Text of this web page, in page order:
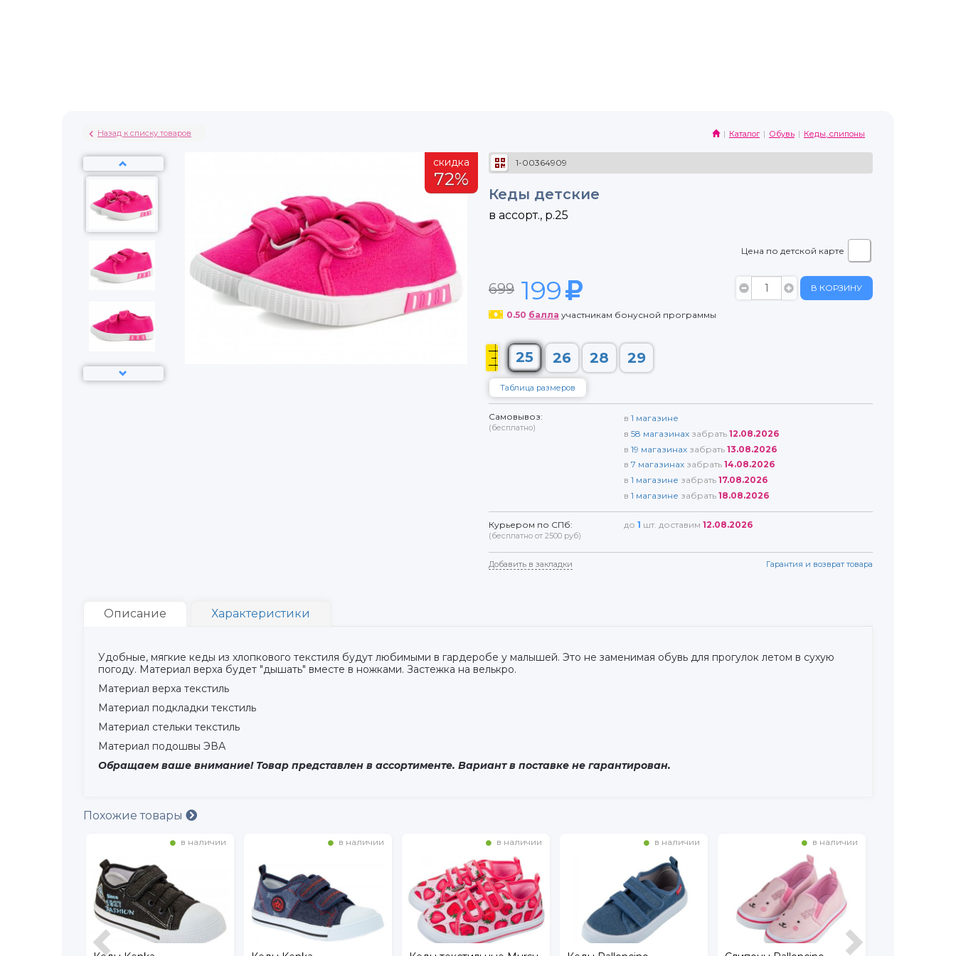
Назад к списку товаров Каталог Обувь Кеды, слипоны
скидка
72%
1-00364909
Кеды детские
в ассорт., р.25
Цена по детской карте
699 199 В КОРЗИНУ
0.50 балла участникам бонусной программы
25 26 28 29
Таблица размеров
Самовывоз:
(бесплатно)
в 1 магазине
в 58 магазинах забрать 12.08.2026
в 19 магазинах забрать 13.08.2026
в 7 магазинах забрать 14.08.2026
в 1 магазине забрать 17.08.2026
в 1 магазине забрать 18.08.2026
Курьером по СПб:
(бесплатно от 2500 руб)
до 1 шт. доставим 12.08.2026
Добавить в закладки Гарантия и возврат товара
Описание Характеристики
Удобные, мягкие кеды из хлопкового текстиля будут любимыми в гардеробе у малышей. Это не заменимая обувь для прогулок летом в сухую
погоду. Материал верха будет "дышать" вместе в ножками. Застежка на велькро.
Материал верха текстиль
Материал подкладки текстиль
Материал стельки текстиль
Материал подошвы ЭВА
Обращаем ваше внимание! Товар представлен в ассортименте. Вариант в поставке не гарантирован.
Похожие товары
в наличии в наличии в наличии в наличии в наличии